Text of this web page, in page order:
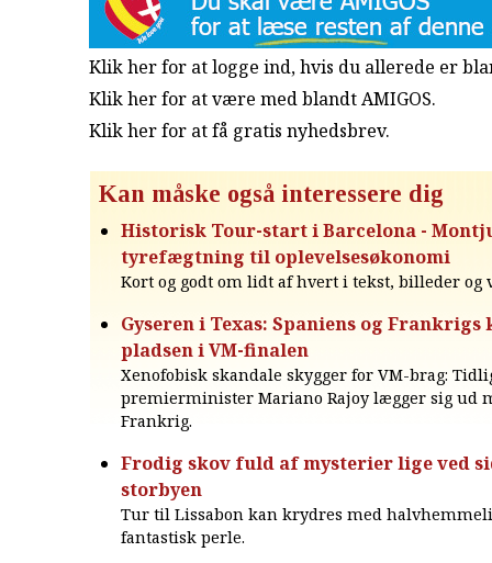
Klik her for at logge ind, hvis du allerede er
Klik her for at være med blandt AMIGOS.
Klik her for at få gratis nyhedsbrev.
Kan måske også interessere dig
Historisk Tour-start i Barcelona -
tyrefægtning til oplevelsesøkonomi
Kort og godt om lidt af hvert i tekst, billeder og
Gyseren i Texas: Spaniens og Frankrigs
pladsen i VM-finalen
Xenofobisk skandale skygger for VM-brag:
premierminister Mariano Rajoy lægger sig ud
Frankrig.
Frodig skov fuld af mysterier lige ved
storbyen
Tur til Lissabon kan krydres med
fantastisk perle.